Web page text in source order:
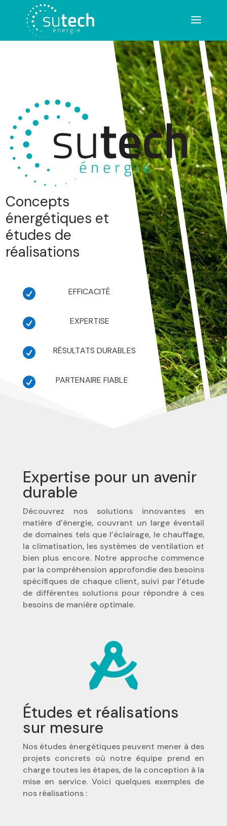
Concepts
énergétiques et
études de
réalisations
 EFFICACITÉ
 EXPERTISE
 RÉSULTATS DURABLES
 PARTENAIRE FIABLE
Expertise pour un avenir
durable
Découvrez nos solutions innovantes en
matière d’énergie, couvrant un large éventail
de domaines tels que l’éclairage, le chauffage,
la climatisation, les systèmes de ventilation et
bien plus encore. Notre approche commence
par la compréhension approfondie des besoins
spécifiques de chaque client, suivi par l’étude
de différentes solutions pour répondre à ces
besoins de manière optimale.

Études et réalisations
sur mesure
Nos études énergétiques peuvent mener à des
projets concrets où notre équipe prend en
charge toutes les étapes, de la conception à la
mise en service. Voici quelques exemples de
nos réalisations :